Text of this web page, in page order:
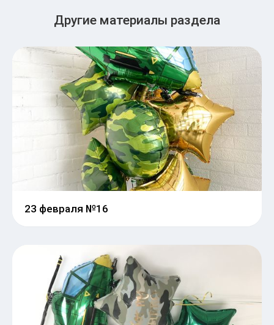
Другие материалы раздела
23 февраля №16